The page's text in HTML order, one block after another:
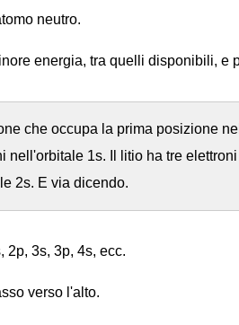
neutro.
energia, tra quelli disponibili, e
che occupa la prima posizione
nell'orbitale 1s. Il litio ha tre
2s. E via dicendo.
2p, 3s, 3p, 4s, ecc.
verso l'alto.